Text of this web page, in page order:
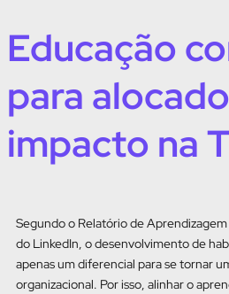
Educação
para
impacto na
Segundo o Relatório de
do LinkedIn, o desenvolvimento de
apenas um diferencial para se tornar
organizacional. Por isso, alinhar o